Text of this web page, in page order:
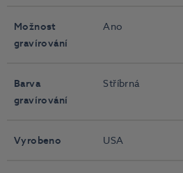
Možnost
gravírování
Ano
Barva
gravírování
Stříbrná
Vyrobeno USA